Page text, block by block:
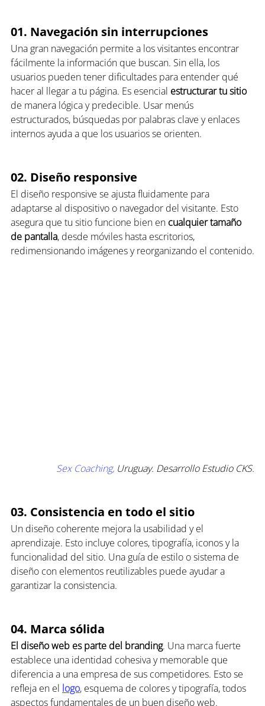
01. Navegación sin interrupciones
Una gran navegación permite a los visitantes encontrar
fácilmente la información que buscan. Sin ella, los
usuarios pueden tener dificultades para entender qué
hacer al llegar a tu página. Es esencial estructurar tu sitio
de manera lógica y predecible. Usar menús
estructurados, búsquedas por palabras clave y enlaces
internos ayuda a que los usuarios se orienten.
02. Diseño responsive
El diseño responsive se ajusta fluidamente para
adaptarse al dispositivo o navegador del visitante. Esto
asegura que tu sitio funcione bien en cualquier tamaño
de pantalla, desde móviles hasta escritorios,
redimensionando imágenes y reorganizando el contenido.
Sex Coaching, Uruguay. Desarrollo Estudio CKS.
03. Consistencia en todo el sitio
Un diseño coherente mejora la usabilidad y el
aprendizaje. Esto incluye colores, tipografía, iconos y la
funcionalidad del sitio. Una guía de estilo o sistema de
diseño con elementos reutilizables puede ayudar a
garantizar la consistencia.
04. Marca sólida
El diseño web es parte del branding. Una marca fuerte
establece una identidad cohesiva y memorable que
diferencia a una empresa de sus competidores. Esto se
refleja en el logo, esquema de colores y tipografía, todos
aspectos fundamentales de un buen diseño web.